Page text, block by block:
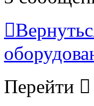
Перейти